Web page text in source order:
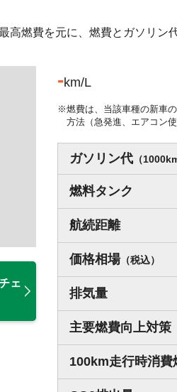
燃費を元に、燃費とガソリン
ェ
-km/L
燃費は、当該車種の新車
方法（急発進、エアコン
ガソリン代 （
燃料タンク
航続距離
価格相場（税込）
排気量
主要燃費向上対策
100km走行時消費